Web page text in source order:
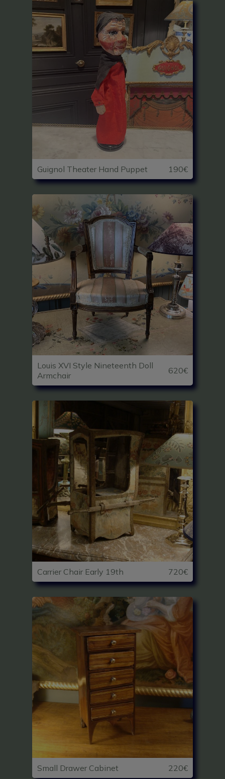
Guignol Theater Hand Puppet 190€
Louis XVI Style Nineteenth Doll
Armchair
620€
Carrier Chair Early 19th 720€
Small Drawer Cabinet 220€